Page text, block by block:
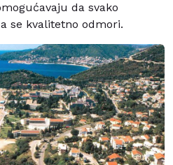
da svako
se kvalitetno odmori.